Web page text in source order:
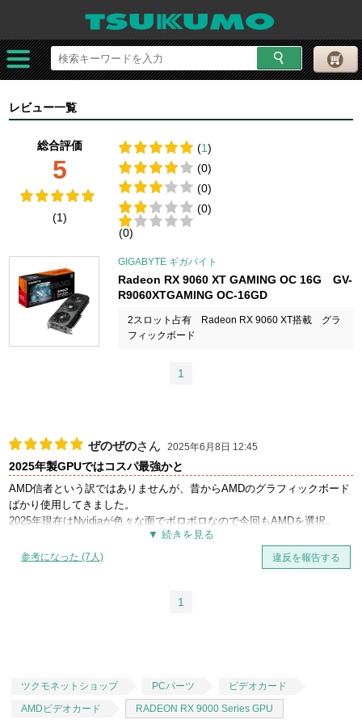
レビュー一覧
総合評価
5
(1)
(1)
(0)
(0)
(0)
(0)
GIGABYTE ギガバイト
Radeon RX 9060 XT GAMING OC 16G GV-
R9060XTGAMING OC-16GD
2スロット占有 Radeon RX 9060 XT搭載 グラ
フィックボード
1
ぜのぜのさん 2025年6月8日 12:45
2025年製GPUではコスパ最強かと
AMD信者という訳ではありませんが、昔からAMDのグラフィックボード
ばかり使用してきました。
2025年現在はNvidiaが色々な面でボロボロなので今回もAMDを選択。
フルHDからWQHD環境でゲームを楽しみたい方向けの製品かと思いま
す。
FF15ベンチマーク（1920x1080、高品質）で12000点の非常に快適判定
3連ファン搭載モデルですが、負荷をかけると最高4000rpmまで回りま
AMD製GPUの弱点でもあったレイトレーシング性能も、RDNA4世代で飛
躍的に高まっており、GeForce製品に近い数値を叩き出してくれます。
円安時代に7万円以下で購入できる製品としてはコストパフォーマンス重
参考になった (7人) 違反を報告する
1
ツクモネットショップ PCパーツ
ビデオカード
AMDビデオカード
RADEON RX 9000 Series GPU